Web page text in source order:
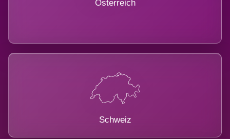
Österreich
Schweiz